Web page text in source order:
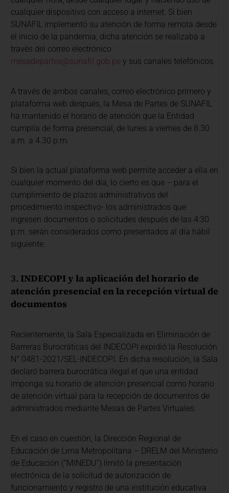
cualquier dispositivo con acceso a internet. Si bien
SUNAFIL implementó su atención de forma remota desde
el inicio de la pandemia, dicha atención se realizaba a
través del correo electrónico
mesadepartes@sunafil.gob.pe y sus canales telefónicos.
A través de ambos canales, correo electrónico primero y
plataforma web después, la Mesa de Partes de SUNAFIL
ha mantenido el horario de atención que la Entidad
cumplía de forma presencial, de lunes a viernes de 8.30
a.m. a 4.30 p.m.
Si bien la actual plataforma web permite acceder a ella en
cualquier momento del día, lo cierto es que – para el
cumplimiento de plazos administrativos del
procedimiento inspectivo- los administrados que
ingresen documentos o solicitudes después de las 4:30
p.m. serán considerados como presentados al día hábil
siguiente.
3. INDECOPI y la aplicación del horario de
atención presencial en la recepción virtual de
documentos
Recientemente, la Sala Especializada en Eliminación de
Barreras Burocráticas del INDECOPI expidió la Resolución
N° 0481-2021/SEL-INDECOPI. En dicha resolución, la Sala
declaró barrera burocrática ilegal el que una entidad
imponga su horario de atención presencial como horario
de atención virtual para la recepción de documentos de
administrados mediante Mesas de Partes Virtuales.
En el caso en cuestión, la Dirección Regional de
Educación de Lima Metropolitana – DRELM del Ministerio
de Educación (“MINEDU”) limitó la presentación
electrónica de la solicitud de autorización de
funcionamiento y registro de una institución educativa